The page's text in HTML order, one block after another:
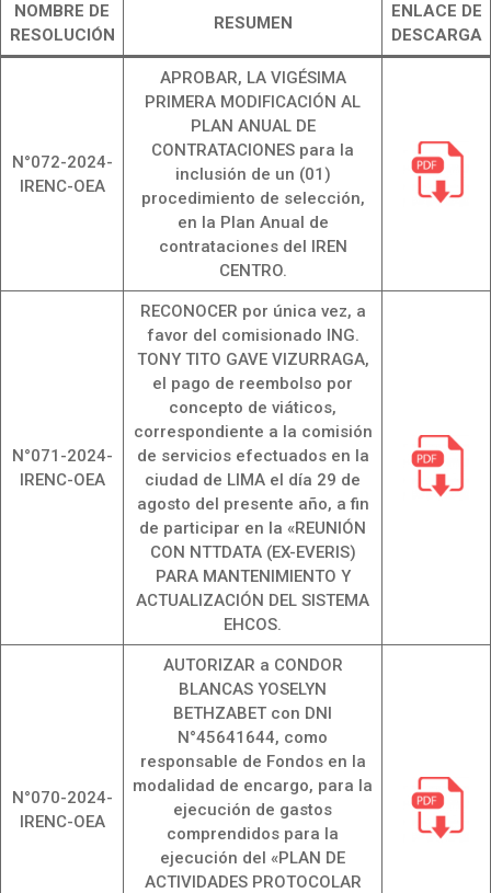
NOMBRE DE
RESOLUCIÓN
RESUMEN
ENLACE DE
DESCARGA
N°072-2024-
IRENC-OEA
APROBAR, LA VIGÉSIMA
PRIMERA MODIFICACIÓN AL
PLAN ANUAL DE
CONTRATACIONES para la
inclusión de un (01)
procedimiento de selección,
en la Plan Anual de
contrataciones del IREN
CENTRO.
N°071-2024-
IRENC-OEA
RECONOCER por única vez, a
favor del comisionado ING.
TONY TITO GAVE VIZURRAGA,
el pago de reembolso por
concepto de viáticos,
correspondiente a la comisión
de servicios efectuados en la
ciudad de LIMA el día 29 de
agosto del presente año, a fin
de participar en la «REUNIÓN
CON NTTDATA (EX-EVERIS)
PARA MANTENIMIENTO Y
ACTUALIZACIÓN DEL SISTEMA
EHCOS.
N°070-2024-
IRENC-OEA
AUTORIZAR a CONDOR
BLANCAS YOSELYN
BETHZABET con DNI
N°45641644, como
responsable de Fondos en la
modalidad de encargo, para la
ejecución de gastos
comprendidos para la
ejecución del «PLAN DE
ACTIVIDADES PROTOCOLAR